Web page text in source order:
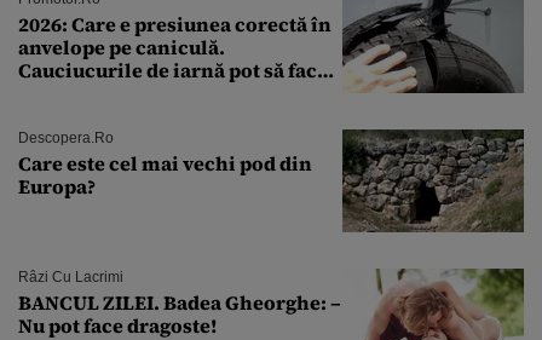
2026: Care e presiunea corectă în
anvelope pe caniculă.
Cauciucurile de iarnă pot să facă
Descopera.ro
Care este cel mai vechi pod din
Europa?
Râzi Cu Lacrimi
BANCUL ZILEI. Badea Gheorghe: –
Nu pot face dragoste!